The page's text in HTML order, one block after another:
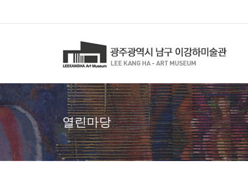
열린마당